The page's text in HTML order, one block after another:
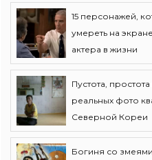
15 персонажей,
умереть на
актера в жизни
Пустота,
реальных фото
Северной Кореи
Богиня со